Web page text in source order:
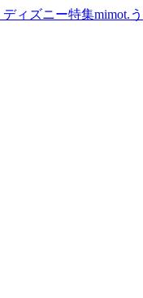
ディズニー特集mimot.